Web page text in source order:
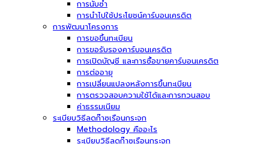
การนับซ้ำ
การนำไปใช้ประโยชน์คาร์บอนเครดิต
การพัฒนาโครงการ
การขอขึ้นทะเบียน
การขอรับรองคาร์บอนเครดิต
การเปิดบัญชี และการซื้อขายคาร์บอนเครดิต
การต่ออายุ
การเปลี่ยนแปลงหลังการขึ้นทะเบียน
การตรวจสอบความใช้ได้และการทวนสอบ
ค่าธรรมเนียม
ระเบียบวิธีลดก๊าซเรือนกระจก
Methodology คืออะไร
ระเบียบวิธีลดก๊าซเรือนกระจก